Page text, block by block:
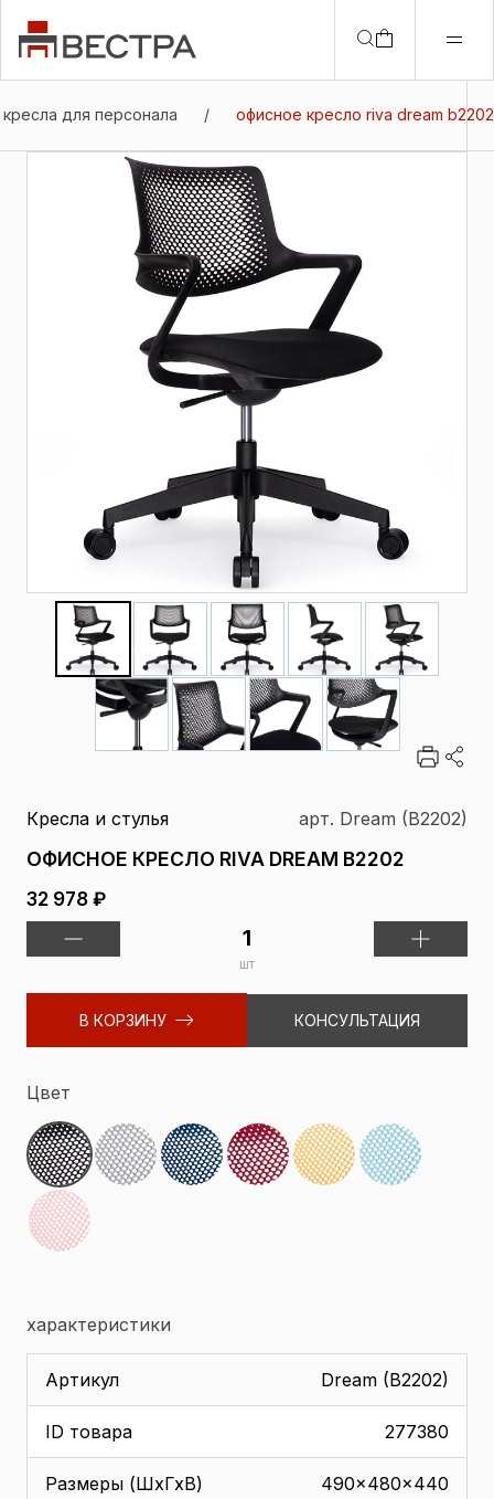
кресла для персонала / офисное кресло riva dream b2202
Кресла и стулья арт. Dream (B2202)
ОФИСНОЕ КРЕСЛО RIVA DREAM B2202
32 978 ₽
шт
В КОРЗИНУ КОНСУЛЬТАЦИЯ
Цвет
характеристики
Артикул Dream (B2202)
ID товара 277380
Размеры (ШхГхВ) 490x480x440